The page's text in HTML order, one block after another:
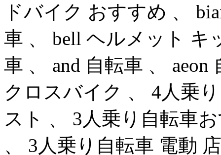
ドバイク おすすめ 、
車 、 bell ヘルメット キ
車 、 and 自転車 、 aeon
クロスバイク 、 4人乗
スト 、 3人乗り自転車
、 3人乗り自転車 電動